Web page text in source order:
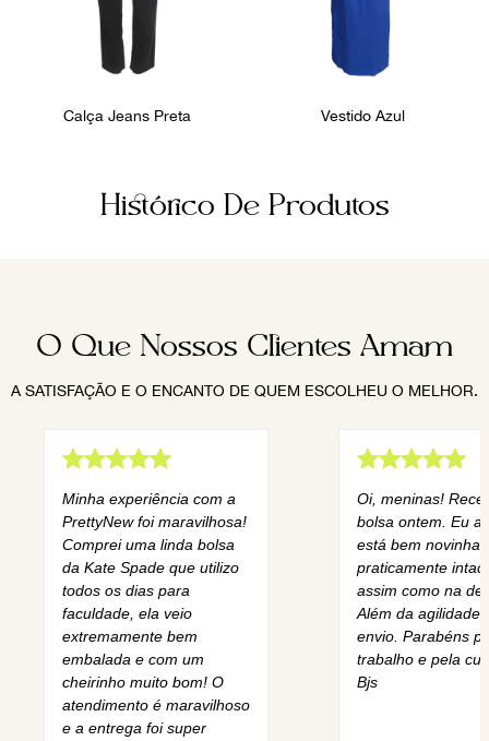
Calça Jeans Preta Vestido Azul
Histórico De Produtos
O Que Nossos Clientes Amam
A SATISFAÇÃO E O ENCANTO DE QUEM ESCOLHEU O MELHOR.
Minha experiência com a
PrettyNew foi maravilhosa!
Comprei uma linda bolsa
da Kate Spade que utilizo
todos os dias para
faculdade, ela veio
extremamente bem
embalada e com um
cheirinho muito bom! O
atendimento é maravilhoso
e a entrega foi super
Oi, meninas!
bolsa ontem. Eu
está bem novinha,
praticamente
assim como na
Além da agilidade
envio. Parabéns
trabalho e pela
Bjs